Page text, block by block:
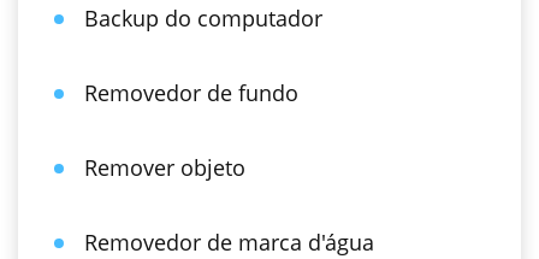
Backup do computador
Removedor de fundo
Remover objeto
Removedor de marca d'água